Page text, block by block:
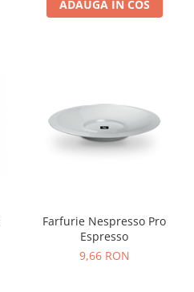
ADAUGA IN COS
Farfurie Nespresso Pro
Espresso
9,66 RON